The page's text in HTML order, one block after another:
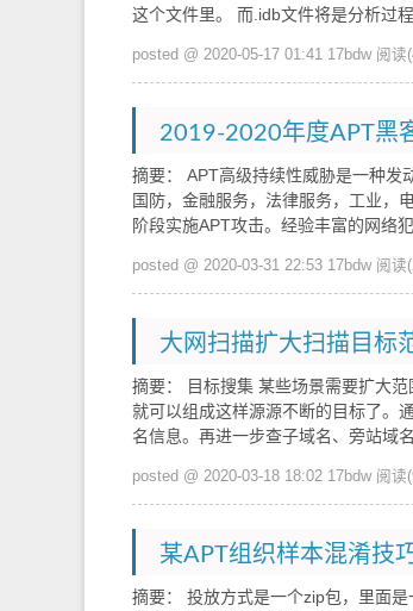
这个文件里。 而.idb文件将是分析过
posted @ 2020-05-17 01:41 17bdw 阅读
2019-2020年度APT黑
摘要： APT高级持续性威胁是一种发
国防，金融服务，法律服务，工业，
阶段实施APT攻击。经验丰富的网络
posted @ 2020-03-31 22:53 17bdw 阅读
大网扫描扩大扫描目标
摘要： 目标搜集 某些场景需要扩大
就可以组成这样源源不断的目标了。
名信息。再进一步查子域名、旁站域
posted @ 2020-03-18 18:02 17bdw 阅读
某APT组织样本混淆技
摘要： 投放方式是一个zip包，里面